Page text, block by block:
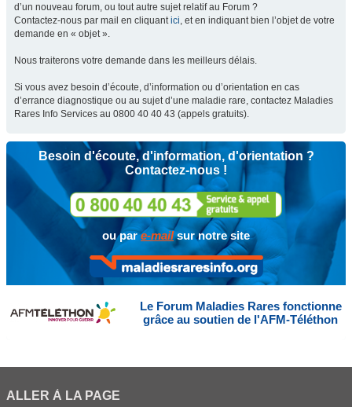
d’un nouveau forum, ou tout autre sujet relatif au Forum ?
Contactez-nous par mail en cliquantici, et en indiquant bien l’objet de votre
demande en « objet ».
Nous traiterons votre demande dans les meilleurs délais.
Si vous avez besoin d’écoute, d’information ou d’orientation en cas
d’errance diagnostique ou au sujet d’une maladie rare, contactez Maladies
Rares Info Services au 0800 40 40 43 (appels gratuits).
Besoin d'écoute, d'information, d'orientation ?
Contactez-nous !
ou pare-mailsur notre site
Le Forum Maladies Rares fonctionne
grâce au soutien de l'AFM-Téléthon
ALLER À LA PAGE